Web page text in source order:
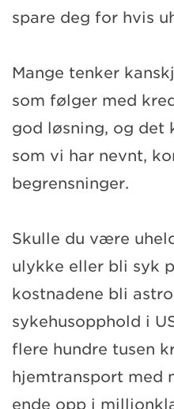
spare deg for hvis
Mange tenker
som følger med
god løsning, og det
som vi har nevnt,
begrensninger.
Skulle du være
ulykke eller bli syk
kostnadene bli
sykehusopphold i
flere hundre tusen
hjemtransport med
ende opp i